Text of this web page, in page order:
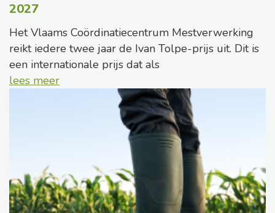
2027
Het Vlaams Coördinatiecentrum Mestverwerking
reikt iedere twee jaar de Ivan Tolpe-prijs uit. Dit is
een internationale prijs dat als
lees meer